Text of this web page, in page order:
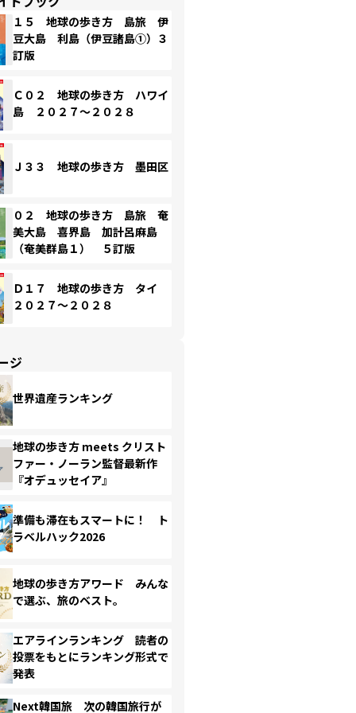
１５ 地球の歩き方 島旅 伊
豆大島 利島（伊豆諸島①）３
訂版
Ｃ０２ 地球の歩き方 ハワイ
島 ２０２７～２０２８
Ｊ３３ 地球の歩き方 墨田区
０２ 地球の歩き方 島旅 奄
美大島 喜界島 加計呂麻島
（奄美群島１） ５訂版
Ｄ１７ 地球の歩き方 タイ
２０２７～２０２８
ジ
世界遺産ランキング
地球の歩き方 meets クリスト
ファー・ノーラン監督最新作
『オデュッセイア』
準備も滞在もスマートに！ ト
ラベルハック2026
地球の歩き方アワード みんな
で選ぶ、旅のベスト。
エアラインランキング 読者の
投票をもとにランキング形式で
発表
Next韓国旅 次の韓国旅行が